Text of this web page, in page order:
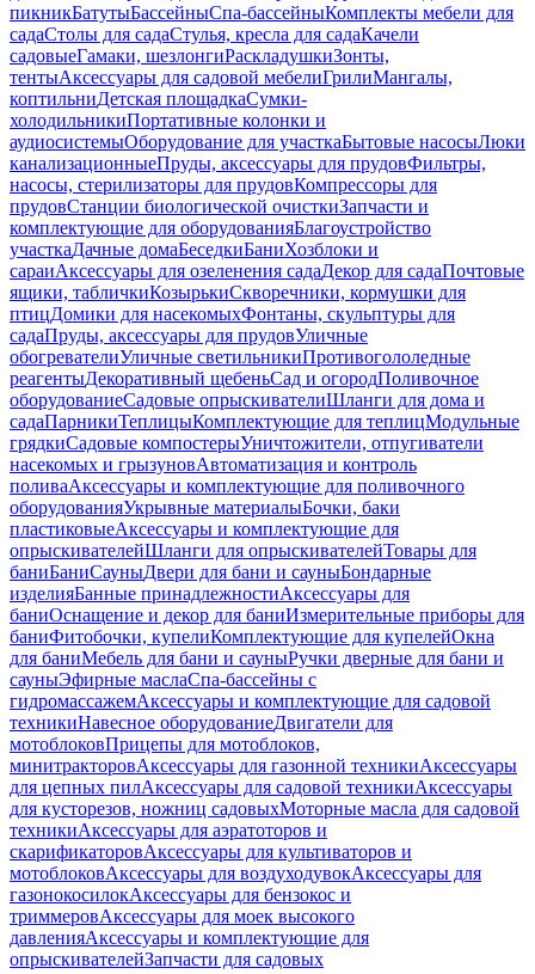
пикникБатутыБассейныСпа-бассейныКомплекты мебели для
садаСтолы для садаСтулья, кресла для садаКачели
садовыеГамаки, шезлонгиРаскладушкиЗонты,
тентыАксессуары для садовой мебелиГрилиМангалы,
коптильниДетская площадкаСумки-
холодильникиПортативные колонки и
аудиосистемыОборудование для участкаБытовые насосыЛюки
канализационныеПруды, аксессуары для прудовФильтры,
насосы, стерилизаторы для прудовКомпрессоры для
прудовСтанции биологической очисткиЗапчасти и
комплектующие для оборудованияБлагоустройство
участкаДачные домаБеседкиБаниХозблоки и
сараиАксессуары для озеленения садаДекор для садаПочтовые
ящики, табличкиКозырькиСкворечники, кормушки для
птицДомики для насекомыхФонтаны, скульптуры для
садаПруды, аксессуары для прудовУличные
обогревателиУличные светильникиПротивогололедные
реагентыДекоративный щебеньСад и огородПоливочное
оборудованиеСадовые опрыскивателиШланги для дома и
садаПарникиТеплицыКомплектующие для теплицМодульные
грядкиСадовые компостерыУничтожители, отпугиватели
насекомых и грызуновАвтоматизация и контроль
поливаАксессуары и комплектующие для поливочного
оборудованияУкрывные материалыБочки, баки
пластиковыеАксессуары и комплектующие для
опрыскивателейШланги для опрыскивателейТовары для
баниБаниСауныДвери для бани и сауныБондарные
изделияБанные принадлежностиАксессуары для
баниОснащение и декор для баниИзмерительные приборы для
баниФитобочки, купелиКомплектующие для купелейОкна
для баниМебель для бани и сауныРучки дверные для бани и
сауныЭфирные маслаСпа-бассейны с
гидромассажемАксессуары и комплектующие для садовой
техникиНавесное оборудованиеДвигатели для
мотоблоковПрицепы для мотоблоков,
минитракторовАксессуары для газонной техникиАксессуары
для цепных пилАксессуары для садовой техникиАксессуары
для кусторезов, ножниц садовыхМоторные масла для садовой
техникиАксессуары для аэратоторов и
скарификаторовАксессуары для культиваторов и
мотоблоковАксессуары для воздуходувокАксессуары для
газонокосилокАксессуары для бензокос и
триммеровАксессуары для моек высокого
давленияАксессуары и комплектующие для
опрыскивателейЗапчасти для садовых